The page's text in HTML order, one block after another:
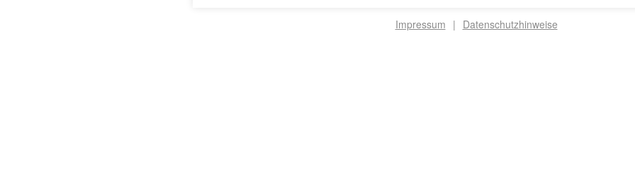
Impressum | Datenschutzhinweise